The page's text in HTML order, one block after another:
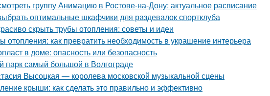
группу Анимацию в Ростове-на-Дону: актуальное расписание
оптимальные шкафчики для раздевалок спортклуба
скрыть трубы отопления: советы и идеи
отопления: как превратить необходимость в украшение интерьера
в доме: опасность или безопасность
парк самый большой в Волгограде
Высоцкая — королева московской музыкальной сцены
крыши: как сделать это правильно и эффективно